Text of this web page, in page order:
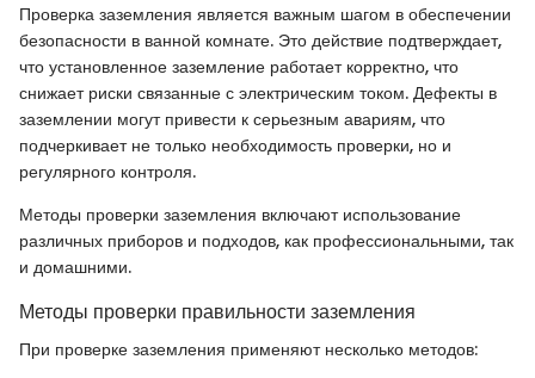
Проверка заземления является важным шагом в обеспечении
безопасности в ванной комнате. Это действие подтверждает,
что установленное заземление работает корректно, что
снижает риски связанные с электрическим током. Дефекты в
заземлении могут привести к серьезным авариям, что
подчеркивает не только необходимость проверки, но и
регулярного контроля.
Методы проверки заземления включают использование
различных приборов и подходов, как профессиональными, так
и домашними.
Методы проверки правильности заземления
При проверке заземления применяют несколько методов: